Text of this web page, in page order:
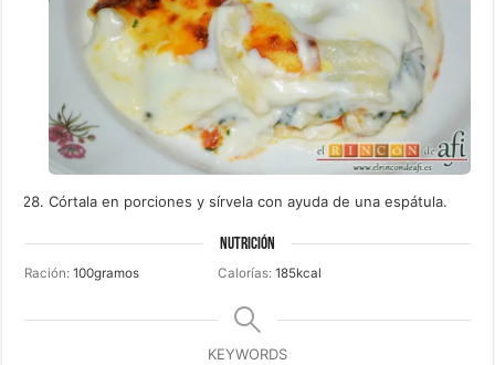
Córtala en porciones y sírvela con ayuda de una espátula.
NUTRICIÓN
Ración:100gramos Calorías:185kcal
KEYWORDS